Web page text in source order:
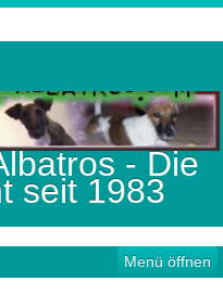
- Die
seit 1983
Menü öffnen